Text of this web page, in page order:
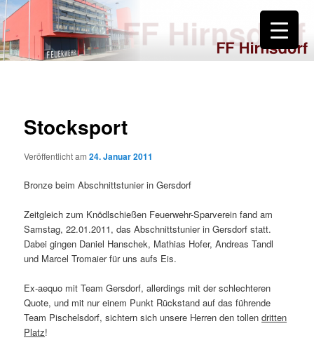
Zum
primären
Inhalt
springenFF Hirnsdorf
Stocksport
Veröffentlicht am24. Januar 2011
Bronze beim Abschnittstunier in Gersdorf
Zeitgleich zum Knödlschießen Feuerwehr-Sparverein fand am
Samstag, 22.01.2011, das Abschnittstunier in Gersdorf statt.
Dabei gingen Daniel Hanschek, Mathias Hofer, Andreas Tandl
und Marcel Tromaier für uns aufs Eis.
Ex-aequo mit Team Gersdorf, allerdings mit der schlechteren
Quote, und mit nur einem Punkt Rückstand auf das führende
Team Pischelsdorf, sichtern sich unsere Herren den tollendritten
Platz!